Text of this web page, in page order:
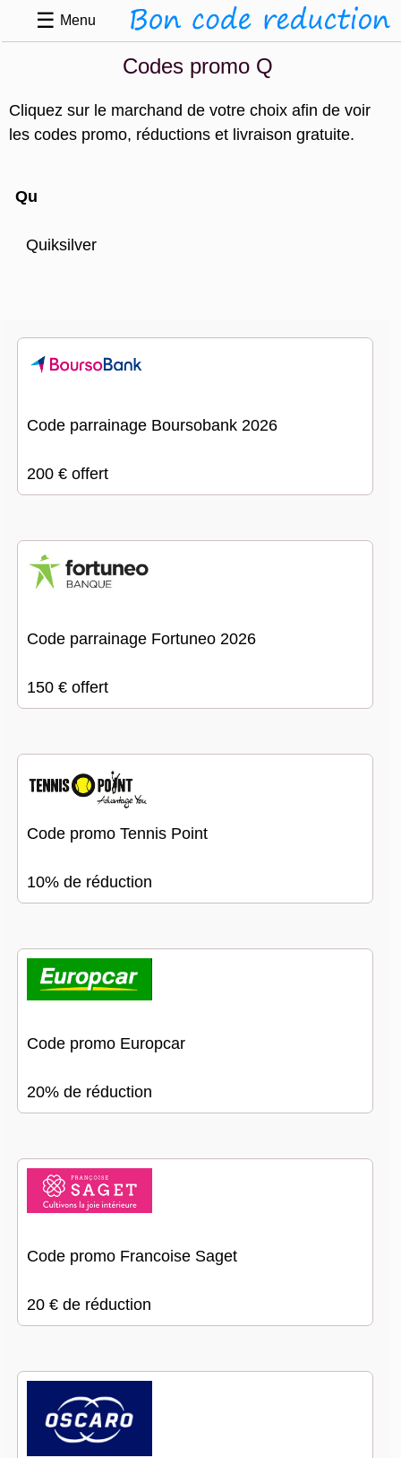
☰ Menu
Codes promo Q
Cliquez sur le marchand de votre choix afin de voir
les codes promo, réductions et livraison gratuite.
Qu
Quiksilver
Code parrainage Boursobank 2026
200 € offert
Code parrainage Fortuneo 2026
150 € offert
Code promo Tennis Point
10% de réduction
Code promo Europcar
20% de réduction
Code promo Francoise Saget
20 € de réduction